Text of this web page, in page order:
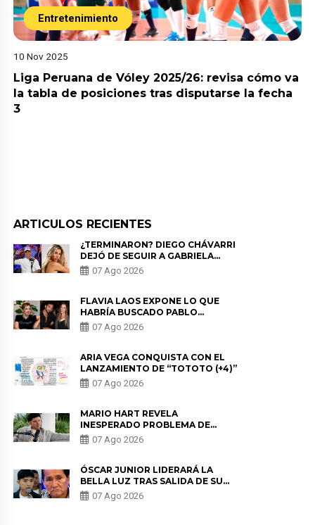
Entretenimiento
10 Nov 2025
Liga Peruana de Vóley 2025/26: revisa cómo va
la tabla de posiciones tras disputarse la fecha
3
ARTICULOS RECIENTES
¿TERMINARON? DIEGO CHÁVARRI
DEJÓ DE SEGUIR A GABRIELA
HERRERA Y ANUNCIA SU SALIDA
DE PÓDCAST
07 Ago 2026
FLAVIA LAOS EXPONE LO QUE
HABRÍA BUSCADO PABLO
HEREDIA CON ALE FULLER: “UNA
DE LAS PARTES QUERÍA EL
07 Ago 2026
ARIA VEGA CONQUISTA CON EL
LANZAMIENTO DE “TOTOTO (+4)”
07 Ago 2026
MARIO HART REVELA
INESPERADO PROBLEMA DE
SALUD ANTES DE SEPARARSE DE
KORINA: “ME ENCONTRARON UN
07 Ago 2026
ÓSCAR JUNIOR LIDERARÁ LA
BELLA LUZ TRAS SALIDA DE SU
PADRE POR POLÉMICA CON
NALDY SALDAÑA
07 Ago 2026